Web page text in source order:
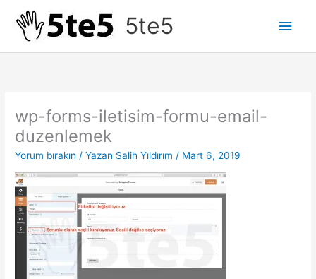
5te5
Ana
wp-forms-iletisim-formu-email-
duzenlemek
Yorum bırakın / Yazan Salih Yıldırım/ Mart 6, 2019